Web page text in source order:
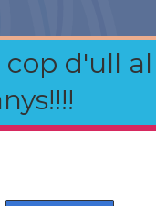
cop d'ull al